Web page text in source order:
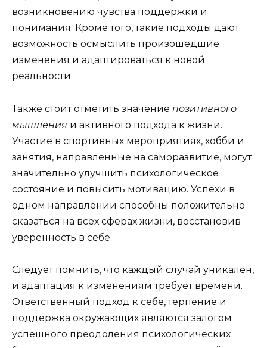
возникновению чувства поддержки и
понимания. Кроме того, такие подходы дают
возможность осмыслить произошедшие
изменения и адаптироваться к новой
реальности.
Также стоит отметить значение позитивного
мышления и активного подхода к жизни.
Участие в спортивных мероприятиях, хобби и
занятия, направленные на саморазвитие, могут
значительно улучшить психологическое
состояние и повысить мотивацию. Успехи в
одном направлении способны положительно
сказаться на всех сферах жизни, восстановив
уверенность в себе.
Следует помнить, что каждый случай уникален,
и адаптация к изменениям требует времени.
Ответственный подход к себе, терпение и
поддержка окружающих являются залогом
успешного преодоления психологических